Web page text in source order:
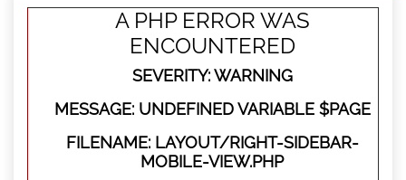
A PHP ERROR WAS
ENCOUNTERED
SEVERITY: WARNING
MESSAGE: UNDEFINED VARIABLE $PAGE
FILENAME: LAYOUT/RIGHT-SIDEBAR-
MOBILE-VIEW.PHP